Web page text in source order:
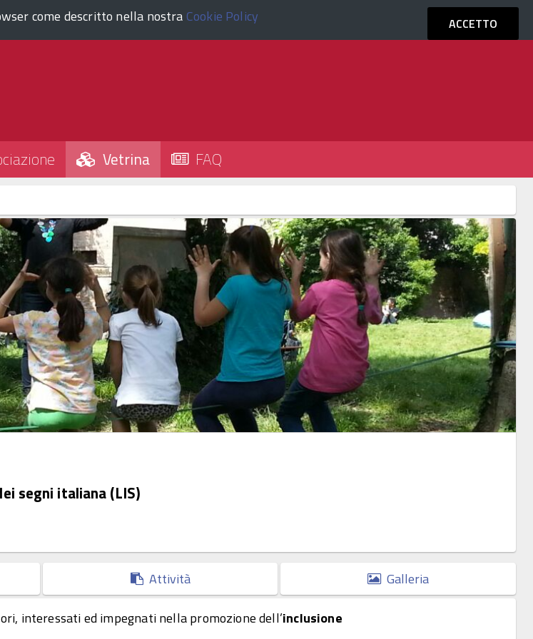
come descritto nella nostraCookie Policy ACCETTO
ACCEDI
Vetrina FAQ
segni italiana (LIS)
Attività Galleria
interessati ed impegnati nella promozione dell’inclusione